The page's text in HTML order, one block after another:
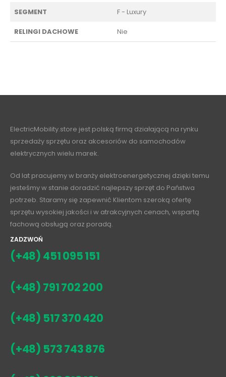
SEGMENT F - Luxury
RELINGI DACHOWE Nie
ElectricMobility.store jest polską firmą działającą na rynku
sprzedaży sprzętu oraz akcesoriów do samochodów
elektrycznych wielu marek.
Od lat pracujemy w branży elektroenergetycznej dzięki temu
jesteśmy w stanie doradzić najlepszy sprzęt do Państwa
potrzeb. Staramy się zapewnić Klientom szeroką ofertę
sprzętu wysokiej jakości i w atrakcyjnych cenach, wspartą
fachową obsługą oraz poradą.
ZADZWOŃ
(+48) 451 095 151
(+48) 791 702 200
(+48) 517 370 420
(+48) 573 743 876